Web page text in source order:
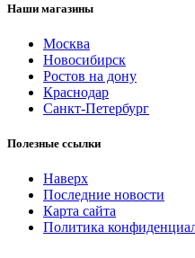
Наши магазины
Москва
Новосибирск
Ростов на дону
Краснодар
Санкт-Петербург
Полезные ссылки
Наверх
Последние новости
Карта сайта
Политика